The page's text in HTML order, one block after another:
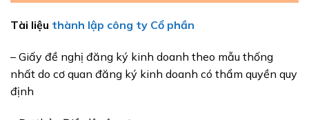
Tài liệu thành lập công ty Cổ phần
– Giấy đề nghị đăng ký kinh doanh theo mẫu thống
nhất do cơ quan đăng ký kinh doanh có thẩm quyền quy
định